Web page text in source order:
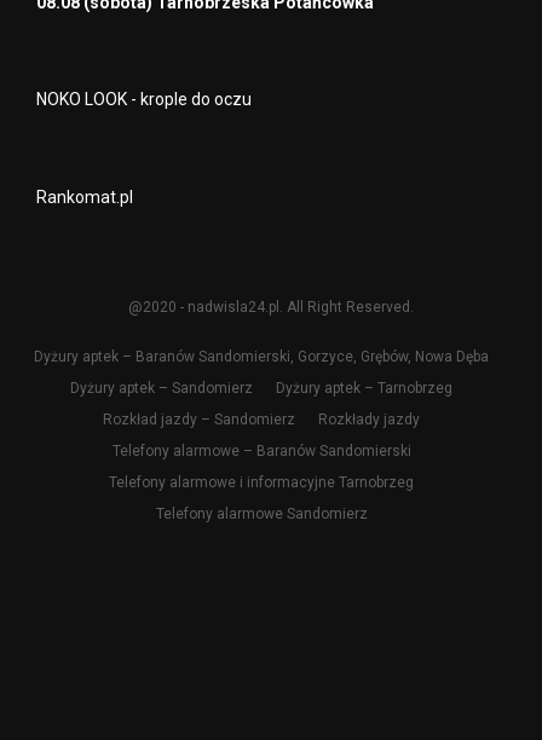
NOKO LOOK - krople do oczu
Rankomat.pl
@2020 - nadwisla24.pl. All Right Reserved.
Dyżury aptek – Baranów Sandomierski, Gorzyce, Grębów, Nowa Dęba
Dyżury aptek – Sandomierz
Dyżury aptek – Tarnobrzeg
Rozkład jazdy – Sandomierz
Rozkłady jazdy
Telefony alarmowe – Baranów Sandomierski
Telefony alarmowe i informacyjne Tarnobrzeg
Telefony alarmowe Sandomierz